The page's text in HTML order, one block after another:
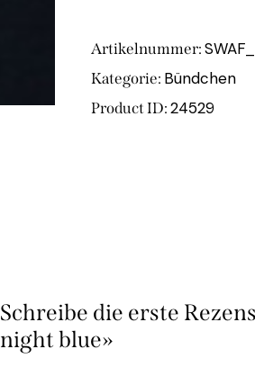
Artikelnummer:
Kategorie: Bündchen
Product ID:24529
Schreibe die erste
night blue»